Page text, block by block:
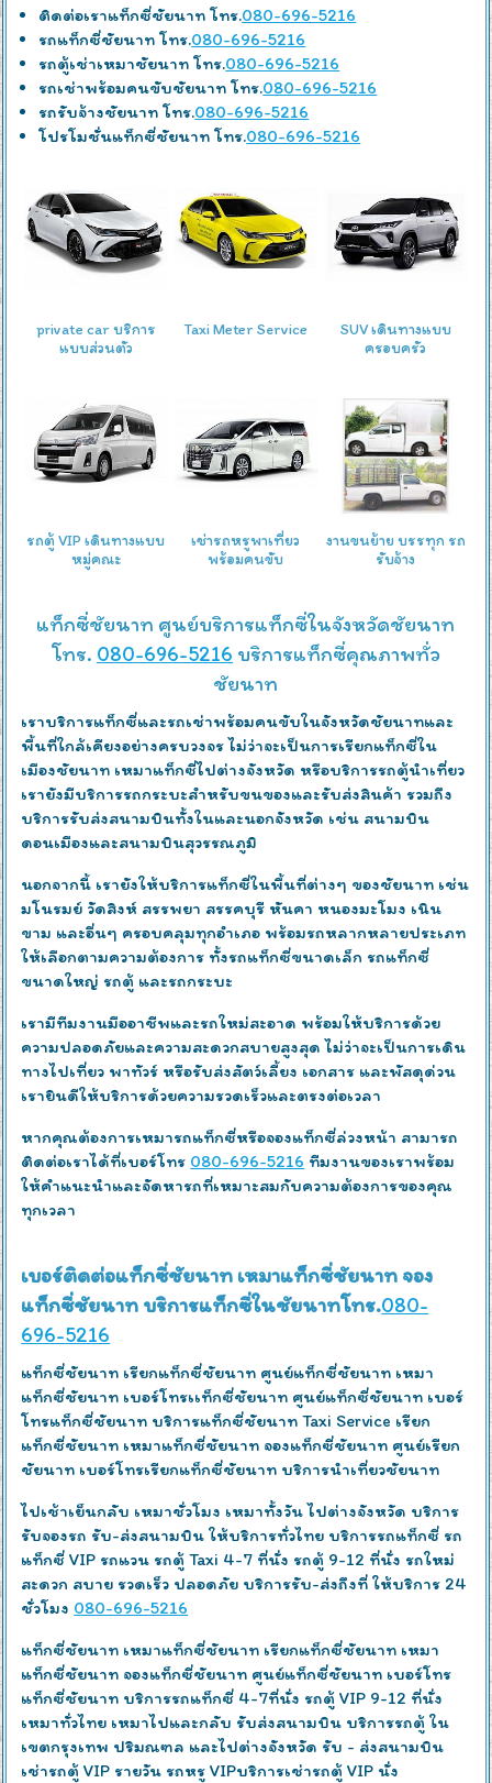
ติดต่อเราแท็กซี่ชัยนาท โทร.080-696-5216
รถแท็กซี่ชัยนาท โทร.080-696-5216
รถตู้เช่าเหมาชัยนาท โทร.080-696-5216
รถเช่าพร้อมคนขับชัยนาท โทร.080-696-5216
รถรับจ้างชัยนาท โทร.080-696-5216
โปรโมชั่นแท็กซี่ชัยนาท โทร.080-696-5216
private car บริการ
แบบส่วนตัว
Taxi Meter Service
SUV เดินทางแบบ
ครอบครัว
รถตู้ VIP เดินทางแบบ
หมู่คณะ
เช่ารถหรูพาเที่ยว
พร้อมคนขับ
งานขนย้าย บรรทุก รถ
รับจ้าง
แท็กซี่ชัยนาท ศูนย์บริการแท็กซี่ในจังหวัดชัยนาท
โทร. 080-696-5216 บริการแท็กซี่คุณภาพทั่ว
ชัยนาท
เราบริการแท็กซี่และรถเช่าพร้อมคนขับในจังหวัดชัยนาทและ
พื้นที่ใกล้เคียงอย่างครบวงจร ไม่ว่าจะเป็นการเรียกแท็กซี่ใน
เมืองชัยนาท เหมาแท็กซี่ไปต่างจังหวัด หรือบริการรถตู้นำเที่ยว
เรายังมีบริการรถกระบะสำหรับขนของและรับส่งสินค้า รวมถึง
บริการรับส่งสนามบินทั้งในและนอกจังหวัด เช่น สนามบิน
ดอนเมืองและสนามบินสุวรรณภูมิ
นอกจากนี้ เรายังให้บริการแท็กซี่ในพื้นที่ต่างๆ ของชัยนาท เช่น
มโนรมย์ วัดสิงห์ สรรพยา สรรคบุรี หันคา หนองมะโมง เนิน
ขาม และอื่นๆ ครอบคลุมทุกอำเภอ พร้อมรถหลากหลายประเภท
ให้เลือกตามความต้องการ ทั้งรถแท็กซี่ขนาดเล็ก รถแท็กซี่
ขนาดใหญ่ รถตู้ และรถกระบะ
เรามีทีมงานมืออาชีพและรถใหม่สะอาด พร้อมให้บริการด้วย
ความปลอดภัยและความสะดวกสบายสูงสุด ไม่ว่าจะเป็นการเดิน
ทางไปเที่ยว พาทัวร์ หรือรับส่งสัตว์เลี้ยง เอกสาร และพัสดุด่วน
เรายินดีให้บริการด้วยความรวดเร็วและตรงต่อเวลา
หากคุณต้องการเหมารถแท็กซี่หรือจองแท็กซี่ล่วงหน้า สามารถ
ติดต่อเราได้ที่เบอร์โทร 080-696-5216 ทีมงานของเราพร้อม
ให้คำแนะนำและจัดหารถที่เหมาะสมกับความต้องการของคุณ
ทุกเวลา
เบอร์ติดต่อแท็กซี่ชัยนาท เหมาแท็กซี่ชัยนาท จอง
แท็กซี่ชัยนาท บริการแท็กซี่ในชัยนาทโทร.080-
696-5216
แท็กซี่ชัยนาท เรียกแท็กซี่ชัยนาท ศูนย์แท็กซี่ชัยนาท เหมา
แท็กซี่ชัยนาท เบอร์โทรเเท็กซี่ชัยนาท ศูนย์แท็กซี่ชัยนาท เบอร์
โทรแท็กซี่ชัยนาท บริการแท็กซี่ชัยนาท Taxi Service เรียก
แท็กซี่ชัยนาท เหมาแท็กซี่ชัยนาท จองแท็กซี่ชัยนาท ศูนย์เรียก
ชัยนาท เบอร์โทรเรียกแท็กซี่ชัยนาท บริการนำเที่ยวชัยนาท
ไปเช้าเย็นกลับ เหมาชั่วโมง เหมาทั้งวัน ไปต่างจังหวัด บริการ
รับจองรถ รับ-ส่งสนามบิน ให้บริการทั่วไทย บริการรถแท็กซี่ รถ
แท็กซี่ VIP รถแวน รถตู้ Taxi 4-7 ที่นั่ง รถตู้ 9-12 ที่นั่ง รถใหม่
สะดวก สบาย รวดเร็ว ปลอดภัย บริการรับ-ส่งถึงที่ ให้บริการ 24
ชั่วโมง 080-696-5216
แท็กซี่ชัยนาท เหมาแท็กซี่ชัยนาท เรียกแท็กซี่ชัยนาท เหมา
แท็กซี่ชัยนาท จองแท็กซี่ชัยนาท ศูนย์แท็กซี่ชัยนาท เบอร์โทร
แท็กซี่ชัยนาท บริการรถแท็กซี่ 4-7ที่นั่ง รถตู้ VIP 9-12 ที่นั่ง
เหมาทั่วไทย เหมาไปและกลับ รับส่งสนามบิน บริการรถตู้ ใน
เขตกรุงเทพ ปริมณฑล และไปต่างจังหวัด รับ - ส่งสนามบิน
เช่ารถตู้ VIP รายวัน รถหรู VIPบริการเช่ารถตู้ VIP นั่ง